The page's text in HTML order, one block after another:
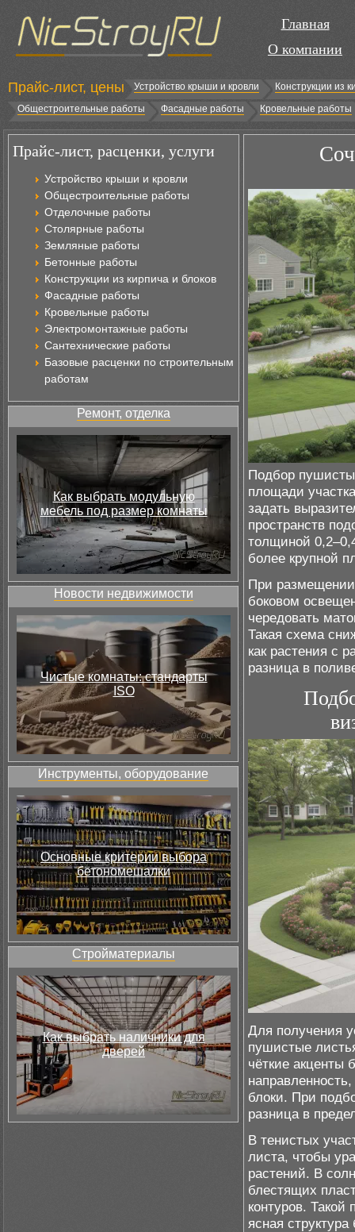
Главная
О компании
Прайс-лист, цены Устройство крыши и кровли
Конструкции из
Общестроительные работы
Фасадные работы Кровельные работы
Прайс-лист, расценки, услуги
Устройство крыши и кровли
Общестроительные работы
Отделочные работы
Столярные работы
Земляные работы
Бетонные работы
Конструкции из кирпича и блоков
Фасадные работы
Кровельные работы
Электромонтажные работы
Сантехнические работы
Базовые расценки по строительным
работам
Ремонт, отделка
Как выбрать модульную
мебель под размер комнаты
Новости недвижимости
Чистые комнаты: стандарты
ISO
Инструменты, оборудование
Основные критерии выбора
бетономешалки
Стройматериалы
Как выбрать наличники для
дверей
Подбор
площади
задать
пространств
толщиной
более крупной
При размещении
боковом
чередовать
Такая схема
как растения с
разница в
Для получения
пушистые
чёткие акценты
блоки. При
разница в
В тенистых
листа, чтобы
растений. В
блестящих
контуров. Такой
ясная